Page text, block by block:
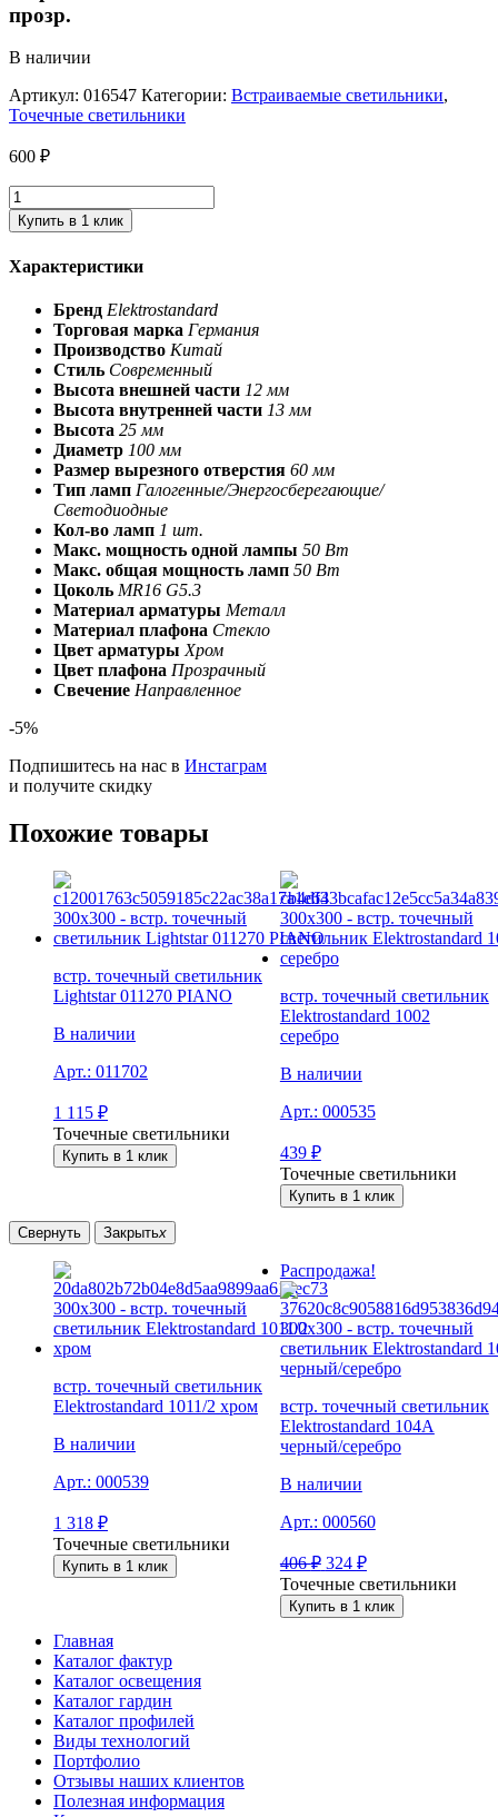
прозр.
В наличии
Артикул: 016547 Категории: Встраиваемые светильники,
Точечные светильники
600 ₽
Купить в 1 клик
Характеристики
Бренд Elektrostandard
Торговая марка Германия
Производство Китай
Стиль Современный
Высота внешней части 12 мм
Высота внутренней части 13 мм
Высота 25 мм
Диаметр 100 мм
Размер вырезного отверстия 60 мм
Тип ламп Галогенные/Энергосберегающие/
Светодиодные
Кол-во ламп 1 шт.
Макс. мощность одной лампы 50 Вт
Макс. общая мощность ламп 50 Вт
Цоколь MR16 G5.3
Материал арматуры Металл
Материал плафона Стекло
Цвет арматуры Хром
Цвет плафона Прозрачный
Свечение Направленное
-5%
Подпишитесь на нас в Инстаграм
и получите скидку
Похожие товары
встр. точечный светильник
Lightstar 011270 PIANO
В наличии
Арт.: 011702
1 115 ₽
Точечные светильники
Купить в 1 клик
встр. точечный светильник
Elektrostandard 1002
серебро
В наличии
Арт.: 000535
439 ₽
Точечные светильники
Купить в 1 клик
встр. точечный светильник
Elektrostandard 1011/2 хром
В наличии
Арт.: 000539
1 318 ₽
Точечные светильники
Купить в 1 клик
Распродажа!
встр. точечный светильник
Elektrostandard 104A
черный/серебро
В наличии
Арт.: 000560
406₽ 324 ₽
Точечные светильники
Купить в 1 клик
Свернуть Закрытьx
Главная
Каталог фактур
Каталог освещения
Каталог гардин
Каталог профилей
Виды технологий
Портфолио
Отзывы наших клиентов
Полезная информация